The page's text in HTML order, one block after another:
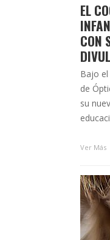
EL
CON
Bajo el
de
su
Ver Más